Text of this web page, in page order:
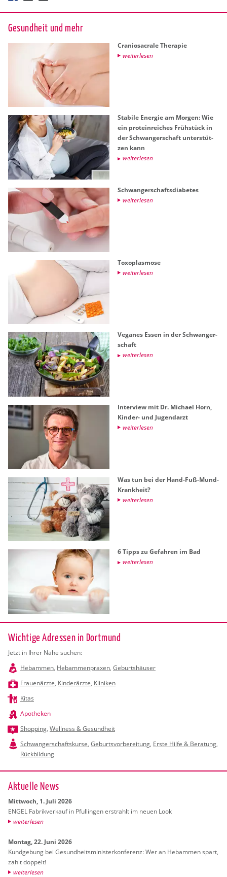
Ge­sund­heit und mehr
Cra­nio­sa­cra­le The­ra­pie
wei­ter­le­sen
Sta­bi­le En­er­gie am Mor­gen: Wie
ein pro­te­in­rei­ches Früh­stück in
der Schwan­ger­schaft un­ter­stüt­
zen kann
wei­ter­le­sen
Schwan­ger­schafts­dia­be­tes
wei­ter­le­sen
To­xo­plas­mo­se
wei­ter­le­sen
Ve­ga­nes Essen in der Schwan­ger­
schaft
wei­ter­le­sen
In­ter­view mit Dr. Mi­cha­el Horn,
Kin­der- und Ju­gend­arzt
wei­ter­le­sen
Was tun bei der Hand-Fuß-Mund-
Krank­heit?
wei­ter­le­sen
6 Tipps zu Ge­fah­ren im Bad
wei­ter­le­sen
Wichtige Adressen in Dortmund
Jetzt in Ihrer Nähe suchen:
Hebammen, Hebammenpraxen, Geburtshäuser
Frauenärzte, Kinderärzte, Kliniken
Kitas
Apotheken
Shopping, Wellness & Gesundheit
Schwangerschaftskurse, Geburtsvorbereitung, Erste Hilfe & Beratung,
Rückbildung
Ak­tu­el­le News
Mitt­woch, 1. Juli 2026
ENGEL Fa­brik­ver­kauf in Pful­lin­gen er­strahlt im neuen Look
wei­ter­le­sen
Mon­tag, 22. Juni 2026
Kund­ge­bung bei Ge­sund­heits­mi­nis­ter­kon­fe­renz: Wer an Heb­am­men spart,
zahlt dop­pelt!
wei­ter­le­sen